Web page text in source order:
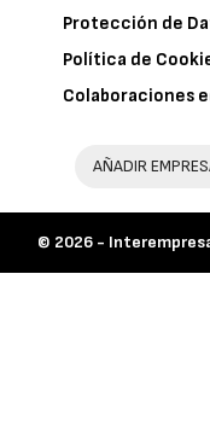
Protección de
Política de
Colaboraciones
AÑADIR
© 2026 -